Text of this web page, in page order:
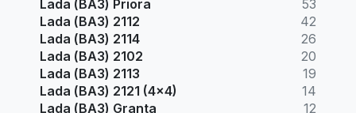
Lada (ВАЗ) Priora
53
Lada (ВАЗ) 2112
42
Lada (ВАЗ) 2114
26
Lada (ВАЗ) 2102
20
Lada (ВАЗ) 2113
19
Lada (ВАЗ) 2121 (4x4)
14
Lada (ВАЗ) Granta
12